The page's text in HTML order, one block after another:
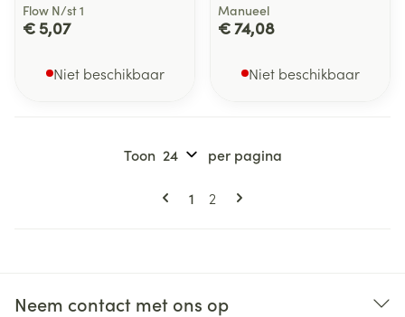
Flow N/st 1
€ 5,07
Niet beschikbaar
Manueel
€ 74,08
Niet beschikbaar
Pagina's
U lees momenteel pagina
1 Pagina
2
Toon per pagina
Neem contact met ons op